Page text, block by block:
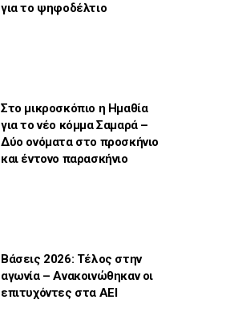
για το ψηφοδέλτιο
Στο μικροσκόπιο η Ημαθία
για το νέο κόμμα Σαμαρά –
Δύο ονόματα στο προσκήνιο
και έντονο παρασκήνιο
Βάσεις 2026: Τέλος στην
αγωνία – Ανακοινώθηκαν οι
επιτυχόντες στα ΑΕΙ